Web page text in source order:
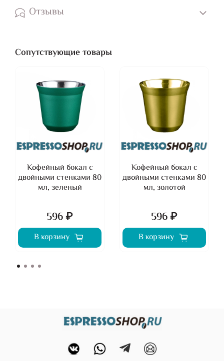
Отзывы
Сопутствующие товары
Кофейный бокал с
двойными стенками 80
мл, зеленый
596 ₽
В корзину
Кофейный бокал с
двойными стенками 80
мл, золотой
596 ₽
В корзину